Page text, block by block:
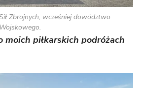
Zbrojnych, wcześniej dowództwo
moich piłkarskich podróżach